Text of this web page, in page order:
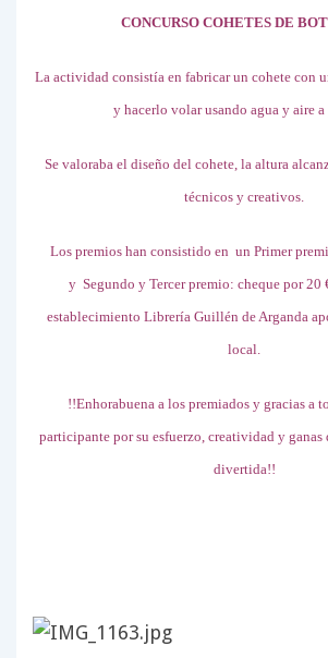
CONCURSO COHETES DE
La actividad consistía en fabricar un cohete con
y hacerlo volar usando agua y aire
Se valoraba el diseño del cohete, la altura
técnicos y creativos.
Los premios han consistido en un Primer
y Segundo y Tercer premio: cheque por 20
establecimiento Librería Guillén de Arganda
local.
!!Enhorabuena a los premiados y gracias a
participante por su esfuerzo, creatividad y ganas
divertida!!